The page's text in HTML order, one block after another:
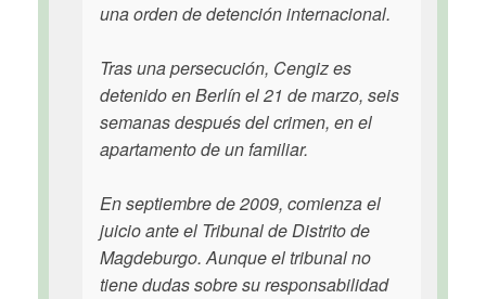
una orden de detención internacional.
Tras una persecución, Cengiz es
detenido en Berlín el 21 de marzo, seis
semanas después del crimen, en el
apartamento de un familiar.
En septiembre de 2009, comienza el
juicio ante el Tribunal de Distrito de
Magdeburgo. Aunque el tribunal no
tiene dudas sobre su responsabilidad